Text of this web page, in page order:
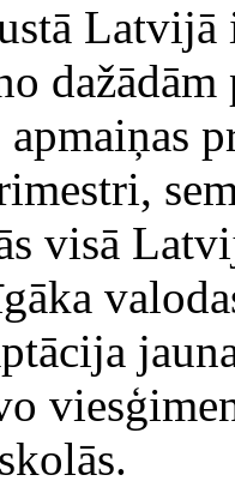
Latvijā
dažādām
visā